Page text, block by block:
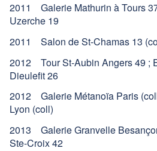
2011 Galerie Mathurin à Tours
Uzerche 19
2011 Salon de St-Chamas 13
2012 Tour St-Aubin Angers 49 ;
Dieulefit 26
2012 Galerie Métanoïa Paris
Lyon (coll)
2013 Galerie Granvelle
Ste-Croix 42